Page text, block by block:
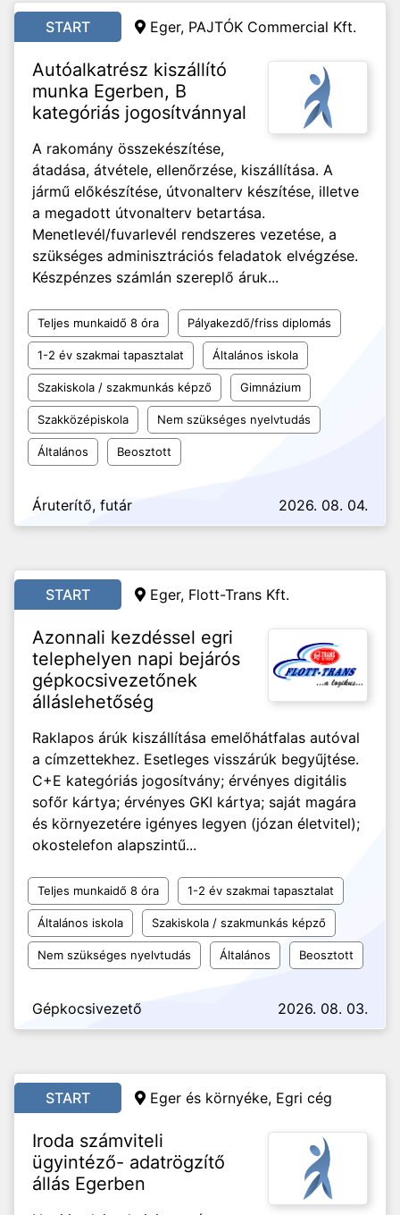
START Eger, PAJTÓK Commercial Kft.
Autóalkatrész kiszállító
munka Egerben, B
kategóriás jogosítvánnyal
A rakomány összekészítése,
átadása, átvétele, ellenőrzése, kiszállítása. A
jármű előkészítése, útvonalterv készítése, illetve
a megadott útvonalterv betartása.
Menetlevél/fuvarlevél rendszeres vezetése, a
szükséges adminisztrációs feladatok elvégzése.
Készpénzes számlán szereplő áruk...
Teljes munkaidő 8 óra Pályakezdő/friss diplomás
1-2 év szakmai tapasztalat Általános iskola
Szakiskola / szakmunkás képző Gimnázium
Szakközépiskola Nem szükséges nyelvtudás
Általános Beosztott
Áruterítő, futár 2026. 08. 04.
START Eger, Flott-Trans Kft.
Azonnali kezdéssel egri
telephelyen napi bejárós
gépkocsivezetőnek
álláslehetőség
Raklapos árúk kiszállítása emelőhátfalas autóval
a címzettekhez. Esetleges visszárúk begyűjtése.
C+E kategóriás jogosítvány; érvényes digitális
sofőr kártya; érvényes GKI kártya; saját magára
és környezetére igényes legyen (józan életvitel);
okostelefon alapszintű...
Teljes munkaidő 8 óra 1-2 év szakmai tapasztalat
Általános iskola Szakiskola / szakmunkás képző
Nem szükséges nyelvtudás Általános Beosztott
Gépkocsivezető 2026. 08. 03.
START Eger és környéke, Egri cég
Iroda számviteli
ügyintéző- adatrögzítő
állás Egerben